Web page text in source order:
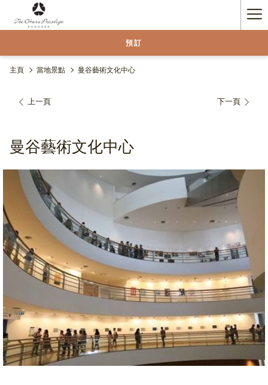
預訂
主頁 當地景點 曼谷藝術文化中心
上一頁 下一頁
曼谷藝術文化中心